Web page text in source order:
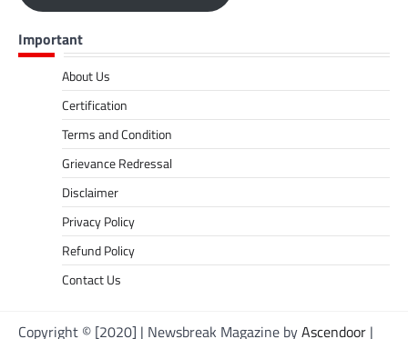
Important
About Us
Certification
Terms and Condition
Grievance Redressal
Disclaimer
Privacy Policy
Refund Policy
Contact Us
Copyright © [2020] | Newsbreak Magazine byAscendoor |